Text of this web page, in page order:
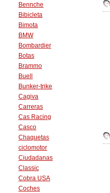
Bennche
Bibicleta
Bimota
BMW
Bombardier
Botas
Brammo
Buell
Bunker-trike
Cagiva
Carreras
Cas Racing
Casco
Chaquetas
ciclomotor
Ciudadanas
Classic
Cobra USA
Coches